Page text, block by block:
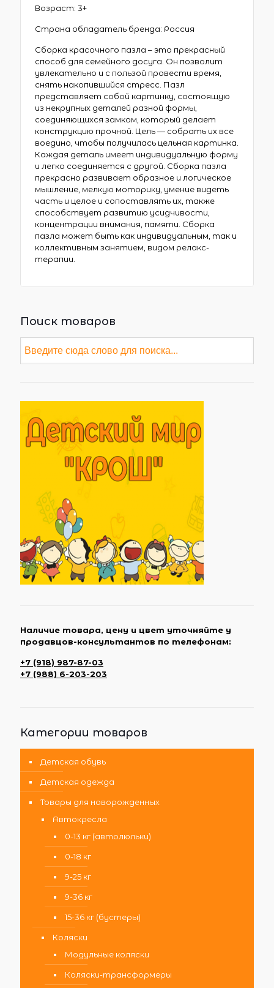
Возраст: 3+
Страна обладатель бренда: Россия
Сборка красочного пазла – это прекрасный
способ для семейного досуга. Он позволит
увлекательно и с пользой провести время,
снять накопившийся стресс. Пазл
представляет собой картинку, состоящую
из некрупных деталей разной формы,
соединяющихся замком, который делает
конструкцию прочной. Цель — собрать их все
воедино, чтобы получилась цельная картинка.
Каждая деталь имеет индивидуальную форму
и легко соединяется с другой. Сборка пазла
прекрасно развивает образное и логическое
мышление, мелкую моторику, умение видеть
часть и целое и сопоставлять их, также
способствует развитию усидчивости,
концентрации внимания, памяти. Сборка
пазла может быть как индивидуальным, так и
коллективным занятием, видом релакс-
терапии.
Поиск товаров
Наличие товара, цену и цвет уточняйте у
продавцов-консультантов по телефонам:
+7 (918) 987-87-03
+7 (988) 6-203-203
Категории товаров
Детская обувь
Детская одежда
Товары для новорожденных
Автокресла
0-13 кг (автолюльки)
0-18 кг
9-25 кг
9-36 кг
15-36 кг (бустеры)
Коляски
Модульные коляски
Коляски-трансформеры